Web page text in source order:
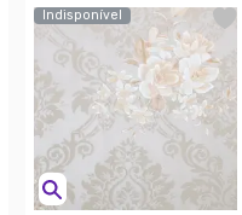
Indisponível